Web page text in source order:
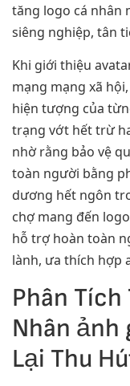
tăng logo cá nhân
siêng nghiệp, tân
Khi giới thiệu
mạng mạng xã
hiện tượng của
trạng vớt hết trừ
nhờ rằng bảo vệ
toàn người bằng
dương hết ngôn
chợ mang đến
hỗ trợ hoàn toàn
lành, ưa thích hợp
Phân Tích
Nhân ảnh
Lại Thu